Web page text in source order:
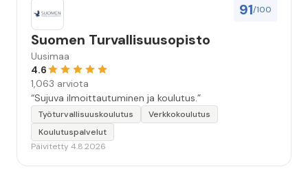
91/100
Suomen Turvallisuusopisto
Uusimaa
4.6
1,063 arviota
“Sujuva ilmoittautuminen ja koulutus.”
Työturvallisuuskoulutus
Verkkokoulutus
Koulutuspalvelut
Päivitetty 4.8.2026